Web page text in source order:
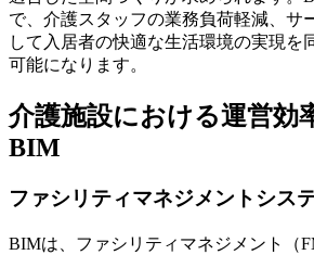
で、介護スタッフの業務負荷軽減、サ
して入居者の快適な生活環境の実現を
可能になります。
介護施設における運営効
BIM
ファシリティマネジメントシス
BIMは、ファシリティマネジメント（